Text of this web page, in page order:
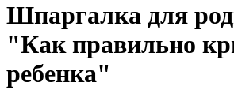
Шпаргалка для
"Как правильно
ребенка"